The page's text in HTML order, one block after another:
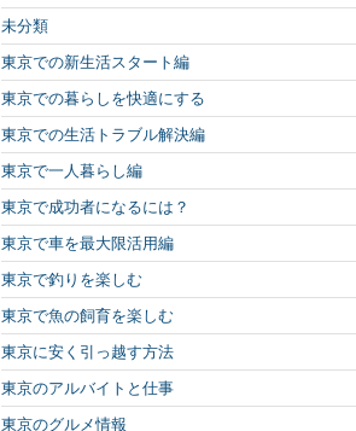
未分類
東京での新生活スタート編
東京での暮らしを快適にする
東京での生活トラブル解決編
東京で一人暮らし編
東京で成功者になるには？
東京で車を最大限活用編
東京で釣りを楽しむ
東京で魚の飼育を楽しむ
東京に安く引っ越す方法
東京のアルバイトと仕事
東京のグルメ情報